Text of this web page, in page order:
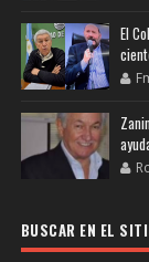
El
BUSCAR EN EL